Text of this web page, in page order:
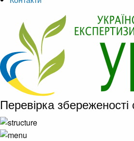
Перевірка збереженості